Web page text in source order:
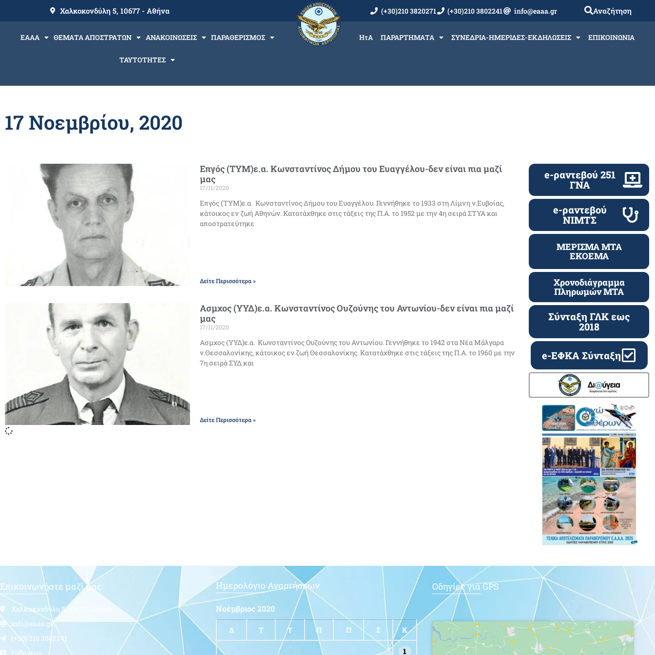
Χαλκοκονδύλη 5, 10677 - Αθήνα (+30)210 3820271 (+30)210 3802241 info@eaaa.gr Αναζήτηση
ΕΑΑΑ ΘΕΜΑΤΑ ΑΠΟΣΤΡΑΤΩΝ ΑΝΑΚΟΙΝΩΣΕΙΣ ΠΑΡΑΘΕΡΙΣΜΟΣ
ΤΑΥΤΟΤΗΤΕΣ
ΗτΑ ΠΑΡΑΡΤΗΜΑΤΑ ΣΥΝΕΔΡΙΑ-ΗΜΕΡΙΔΕΣ-ΕΚΔΗΛΩΣΕΙΣ ΕΠΙΚΟΙΝΩΝΙΑ
17 Νοεμβρίου, 2020
Επγός (ΤΥΜ)ε.α. Κωνσταντίνος Δήμου του Ευαγγέλου-δεν είναι πια μαζί
μας
17/11/2020
Επγός (ΤΥΜ)ε.α. Κωνσταντίνος Δήμου του Ευαγγέλου. Γεννήθηκε το 1933 στη Λίμνη ν.Ευβοίας,
κάτοικος εν ζωή Αθηνών. Κατατάχθηκε στις τάξεις της Π.Α. το 1952 με την 4η σειρά ΣΤΥΑ και
αποστρατεύτηκε
Δείτε Περισσότερα »
Ασμχος (ΥΥΔ)ε.α. Κωνσταντίνος Ουζούνης του Αντωνίου-δεν είναι πια μαζί
μας
17/11/2020
Ασμχος (ΥΥΔ)ε.α. Κωνσταντίνος Ουζούνης του Αντωνίου. Γεννήθηκε το 1942 στα Νέα Μάλγαρα
ν.Θεσσαλονίκης, κάτοικος εν ζωή Θεσσαλονίκης. Κατατάχθηκε στις τάξεις της Π.Α. το 1960 με την
7η σειρά ΣΥΔ και
Δείτε Περισσότερα »
e-ραντεβού 251
ΓΝΑ
e-ραντεβού
ΝΙΜΤΣ
ΜΕΡΙΣΜΑ ΜΤΑ
ΕΚΟΕΜΑ
Χρονοδιάγραμμα
Πληρωμών ΜΤΑ
Σύνταξη ΓΛΚ εως
2018
e-ΕΦΚΑ Σύνταξη
Επικοινωνήστε μαζί μας
Χαλκοκονδύλη 5, 10677 - Αθήνα
info@eaaa.gr
(+30) 210.3802241
Follow us
Ημερολόγιο Αναρτήσεων
Νοέμβριος 2020
Δ Τ Τ Π Π Σ Κ
1
Οδηγίες για GPS